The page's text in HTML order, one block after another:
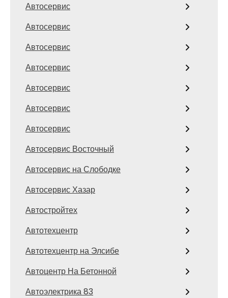
Автосервис
Автосервис
Автосервис
Автосервис
Автосервис
Автосервис
Автосервис
Автосервис Восточный
Автосервис на Слободке
Автосервис Хазар
Автостройтех
Автотехцентр
Автотехцентр на Элсибе
Автоцентр На Бетонной
Автоэлектрика 83